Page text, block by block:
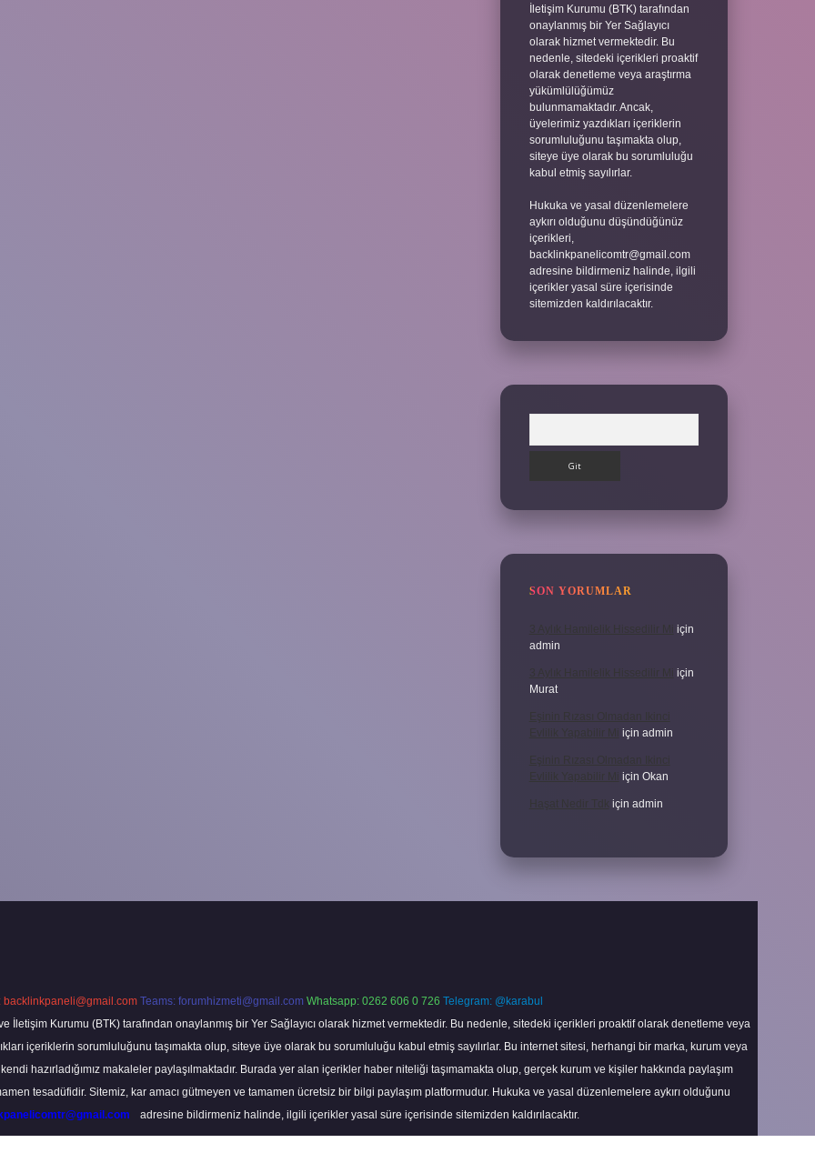
İletişim Kurumu (BTK) tarafından
onaylanmış bir Yer Sağlayıcı
olarak hizmet vermektedir. Bu
nedenle, sitedeki içerikleri proaktif
olarak denetleme veya araştırma
yükümlülüğümüz
bulunmamaktadır. Ancak,
üyelerimiz yazdıkları içeriklerin
sorumluluğunu taşımakta olup,
siteye üye olarak bu sorumluluğu
kabul etmiş sayılırlar.
Hukuka ve yasal düzenlemelere
aykırı olduğunu düşündüğünüz
içerikleri,
backlinkpanelicomtr@gmail.com
adresine bildirmeniz halinde, ilgili
içerikler yasal süre içerisinde
sitemizden kaldırılacaktır.
SON YORUMLAR
3 Aylık Hamilelik Hissedilir Mi
için
admin
3 Aylık Hamilelik Hissedilir Mi için
Murat
Eşinin Rızası Olmadan Ikinci
Evlilik Yapabilir Mi için admin
Eşinin Rızası Olmadan Ikinci
Evlilik Yapabilir Mi için Okan
Haşat Nedir Tdk için admin
backlinkpaneli@gmail.com Teams: forumhizmeti@gmail.com Whatsapp: 0262 606 0 726 Telegram: @karabul
İletişim Kurumu (BTK) tarafından onaylanmış bir Yer Sağlayıcı olarak hizmet vermektedir. Bu nedenle, sitedeki içerikleri proaktif olarak denetleme veya
içeriklerin sorumluluğunu taşımakta olup, siteye üye olarak bu sorumluluğu kabul etmiş sayılırlar. Bu internet sitesi, herhangi bir marka, kurum veya
hazırladığımız makaleler paylaşılmaktadır. Burada yer alan içerikler haber niteliği taşımamakta olup, gerçek kurum ve kişiler hakkında paylaşım
tesadüfidir. Sitemiz, kar amacı gütmeyen ve tamamen ücretsiz bir bilgi paylaşım platformudur. Hukuka ve yasal düzenlemelere aykırı olduğunu
adresine bildirmeniz halinde, ilgili içerikler yasal süre içerisinde sitemizden kaldırılacaktır.